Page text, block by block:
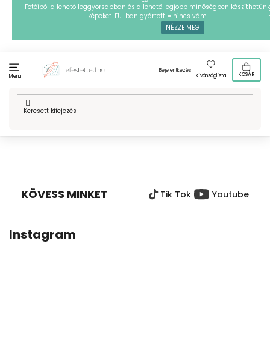
Ugrás
tartalomhoz
Fotóiból a lehető leggyorsabban és a lehető legjobb minőségben készíthetünk
képeket. EU-ban gyártott = nincs vám
NÉZZE MEG
Menü
Bejelentkezés
Kívánságlista
KOSÁR
Kezdőlap
Technikák / Vasalható gyöngyök
Vasalható gyöngyök - Horoszkóp
KÖVESS MINKET Tik Tok Youtube
Instagram